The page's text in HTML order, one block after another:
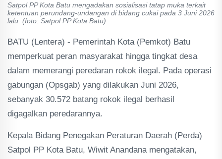
Satpol PP Kota Batu mengadakan sosialisasi tatap muka terkait
ketentuan perundang-undangan di bidang cukai pada 3 Juni 2026
lalu. (foto: Satpol PP Kota Batu)
BATU (Lentera) - Pemerintah Kota (Pemkot) Batu
memperkuat peran masyarakat hingga tingkat desa
dalam memerangi peredaran rokok ilegal. Pada operasi
gabungan (Opsgab) yang dilakukan Juni 2026,
sebanyak 30.572 batang rokok ilegal berhasil
digagalkan peredarannya.
Kepala Bidang Penegakan Peraturan Daerah (Perda)
Satpol PP Kota Batu, Wiwit Anandana mengatakan,